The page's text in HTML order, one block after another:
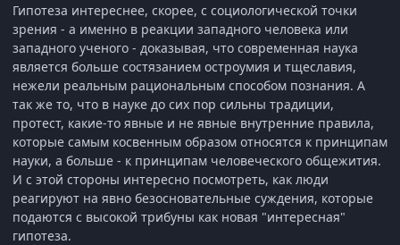
Гипотеза интереснее, скорее, с социологической точки
зрения - а именно в реакции западного человека или
западного ученого - доказывая, что современная наука
является больше состязанием остроумия и тщеславия,
нежели реальным рациональным способом познания. А
так же то, что в науке до сих пор сильны традиции,
протест, какие-то явные и не явные внутренние правила,
которые самым косвенным образом относятся к принципам
науки, а больше - к принципам человеческого общежития.
И с этой стороны интересно посмотреть, как люди
реагируют на явно безосновательные суждения, которые
подаются с высокой трибуны как новая "интересная"
гипотеза.